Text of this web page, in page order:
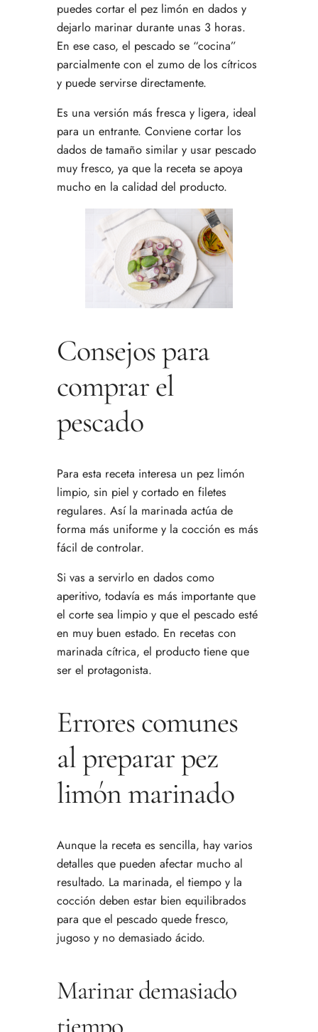
puedes cortar el pez limón en dados y
dejarlo marinar durante unas 3 horas.
En ese caso, el pescado se “cocina”
parcialmente con el zumo de los cítricos
y puede servirse directamente.
Es una versión más fresca y ligera, ideal
para un entrante. Conviene cortar los
dados de tamaño similar y usar pescado
muy fresco, ya que la receta se apoya
mucho en la calidad del producto.
Consejos para
comprar el
pescado
Para esta receta interesa un pez limón
limpio, sin piel y cortado en filetes
regulares. Así la marinada actúa de
forma más uniforme y la cocción es más
fácil de controlar.
Si vas a servirlo en dados como
aperitivo, todavía es más importante que
el corte sea limpio y que el pescado esté
en muy buen estado. En recetas con
marinada cítrica, el producto tiene que
ser el protagonista.
Errores comunes
al preparar pez
limón marinado
Aunque la receta es sencilla, hay varios
detalles que pueden afectar mucho al
resultado. La marinada, el tiempo y la
cocción deben estar bien equilibrados
para que el pescado quede fresco,
jugoso y no demasiado ácido.
Marinar demasiado
tiempo